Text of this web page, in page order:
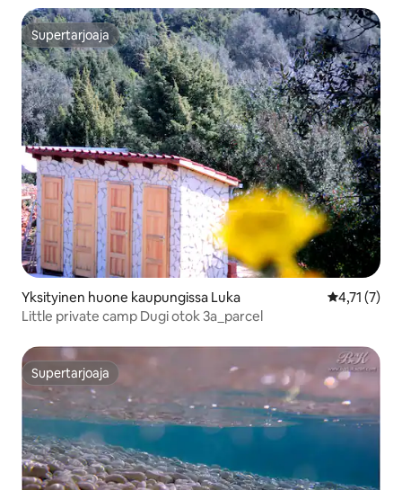
Supertarjoaja
Supertarjoaja
Yksityinen huone kaupungissa Luka
4,71 (7)
Little private camp Dugi otok 3a_parcel
Supertarjoaja
Supertarjoaja